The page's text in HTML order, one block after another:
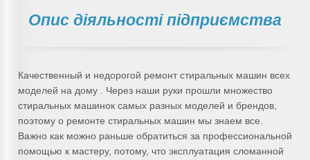
Опис діяльності підприємства
Качественный и недорогой ремонт стиральных машин всех
моделей на дому . Через наши руки прошли множество
стиральных машинок самых разных моделей и брендов,
поэтому о ремонте стиральных машин мы знаем все.
Важно как можно раньше обратиться за профессиональной
помощью к мастеру, потому, что эксплуатация сломанной